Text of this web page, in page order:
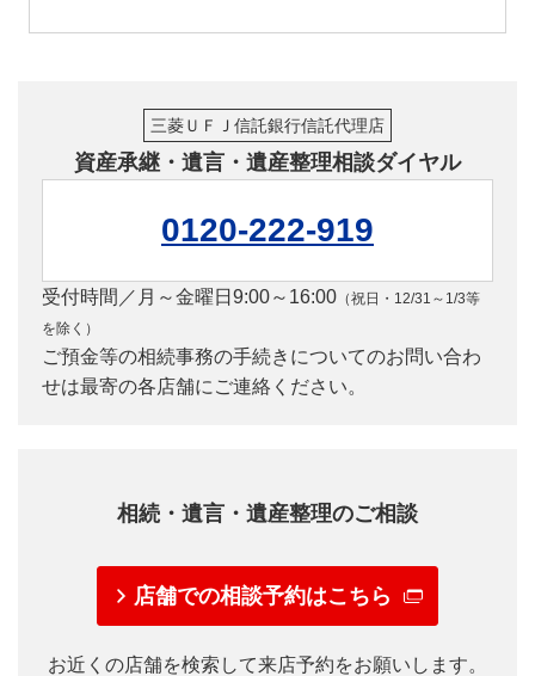
三菱ＵＦＪ信託銀行信託代理店
資産承継・遺言・遺産整理相談ダイヤル
0120-222-919
受付時間／月～金曜日9:00～16:00 （祝日・12/31～1/3等
を除く）
ご預金等の相続事務の手続きについてのお問い合わ
せは最寄の各店舗にご連絡ください。
相続・遺言・遺産整理のご相談
店舗での相談予約はこちら
お近くの店舗を検索して来店予約をお願いします。